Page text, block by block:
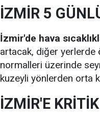
İZMİR 5
İzmir'de hava
artacak, diğer yerlerde
normalleri üzerinde
kuzeyli yönlerden orta
İZMİR'E